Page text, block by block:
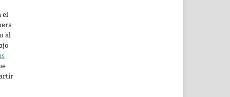
el
al